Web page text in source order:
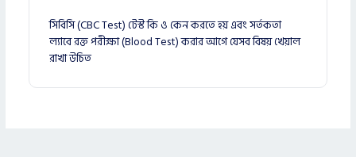
সিবিসি (CBC Test) টেস্ট কি ও কেন করতে হয় এবং সর্তকতা
ল্যাবে রক্ত পরীক্ষা (Blood Test) করার আগে যেসব বিষয় খেয়াল
রাখা উচিত